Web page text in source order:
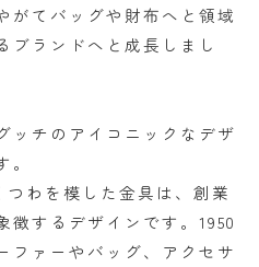
がてバッグや財布へと領域
ブランドへと成長しまし
ッチのアイコニックなデザ
わを模した金具は、創業
徴するデザインです。1950
ファーやバッグ、アクセサ